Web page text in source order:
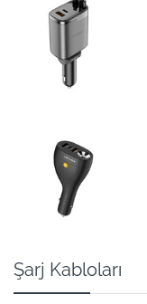
Şarj Kabloları